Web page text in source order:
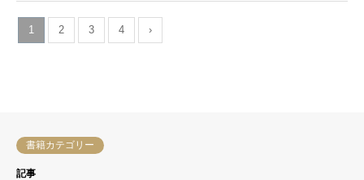
1 2 3 4 ›
書籍カテゴリー
記事